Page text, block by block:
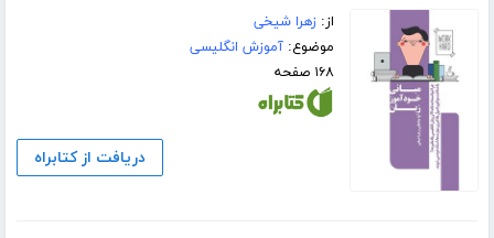
از:زهرا شیخی
موضوع:آموزش انگلیسی
۱۶۸ صفحه
دریافت از کتابراه